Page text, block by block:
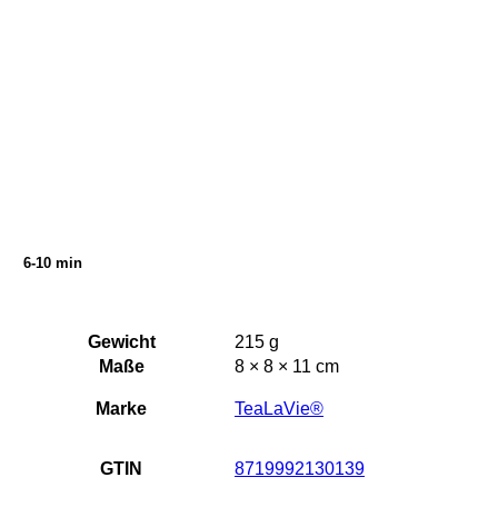
6-10 min
Gewicht
215 g
Maße
8 × 8 × 11 cm
Marke TeaLaVie®
GTIN 8719992130139